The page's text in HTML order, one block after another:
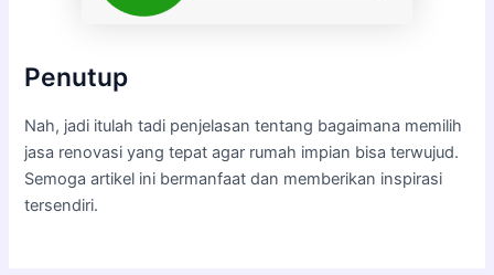
Penutup
Nah, jadi itulah tadi penjelasan tentang bagaimana memilih
jasa renovasi yang tepat agar rumah impian bisa terwujud.
Semoga artikel ini bermanfaat dan memberikan inspirasi
tersendiri.